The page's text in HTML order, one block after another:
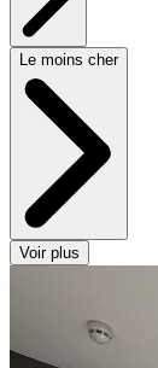
Le moins cher
Voir plus